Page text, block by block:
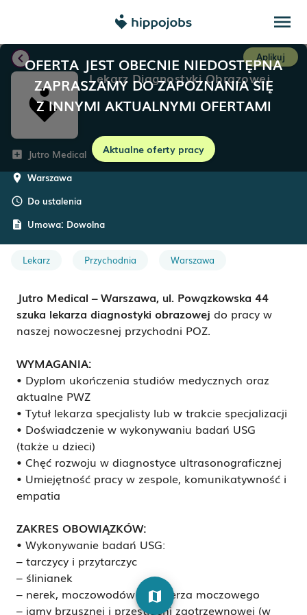
menu
OFERTA JEST OBECNIE NIEDOSTĘPNA
ZAPRASZAMY DO ZAPOZNANIA SIĘ
Z INNYMI AKTUALNYMI OFERTAMI
Aktualne oferty pracy
chevron_left Aplikuj
Lekarz Diagnostyki Obrazowej
add_box Jutro Medical
room Warszawa
schedule Do ustalenia
description Umowa: Dowolna
Lekarz Przychodnia Warszawa
Jutro Medical – Warszawa, ul. Powązkowska 44
szuka lekarza diagnostyki obrazowej do pracy w
naszej nowoczesnej przychodni POZ.
WYMAGANIA:
• Dyplom ukończenia studiów medycznych oraz
aktualne PWZ
• Tytuł lekarza specjalisty lub w trakcie specjalizacji
• Doświadczenie w wykonywaniu badań USG
(także u dzieci)
• Chęć rozwoju w diagnostyce ultrasonograficznej
• Umiejętność pracy w zespole, komunikatywność i
empatia
ZAKRES OBOWIĄZKÓW:
• Wykonywanie badań USG:
– tarczycy i przytarczyc
– ślinianek
– nerek, moczowodów i pęcherza moczowego
– jamy brzusznej i przestrzeni zaotrzewnowej (w
map